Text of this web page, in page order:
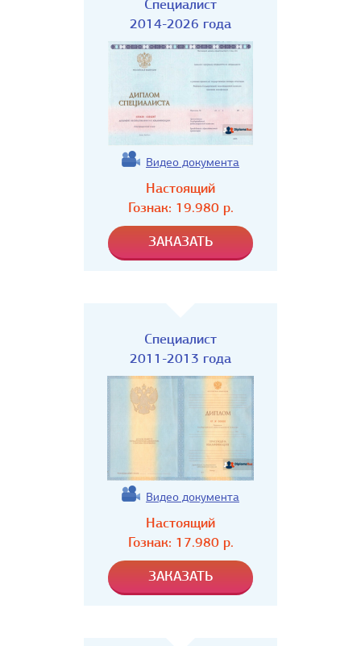
Специалист
2014-2026 года
Видео документа
Настоящий
Гознак: 19.980р.
Специалист
2011-2013 года
Видео документа
Настоящий
Гознак: 17.980р.